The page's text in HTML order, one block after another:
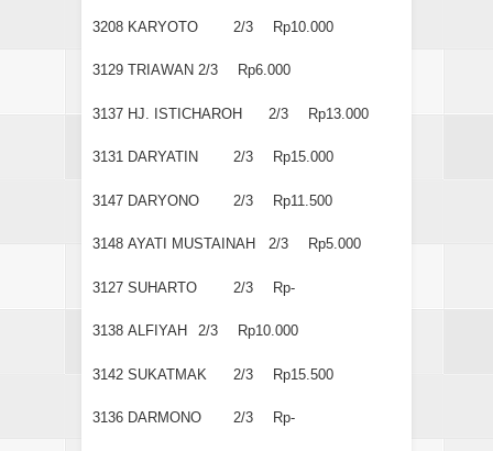
3208 KARYOTO 2/3 Rp10.000
3129 TRIAWAN 2/3 Rp6.000
3137 HJ. ISTICHAROH 2/3 Rp13.000
3131 DARYATIN 2/3 Rp15.000
3147 DARYONO 2/3 Rp11.500
3148 AYATI MUSTAINAH 2/3 Rp5.000
3127 SUHARTO 2/3 Rp-
3138 ALFIYAH 2/3 Rp10.000
3142 SUKATMAK 2/3 Rp15.500
3136 DARMONO 2/3 Rp-